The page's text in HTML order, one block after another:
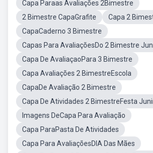
Capa Paraas Avaliações 2Bimestre
2 Bimestre CapaGrafite
Capa 2
CapaCaderno 3 Bimestre
Capas Para AvaliaçõesDo 2 Bimestre
Capa De AvaliaçaoPara 3 Bimestre
Capa Avaliações 2 BimestreEscola
CapaDe Avaliação 2 Bimestre
Capa De Atividades 2 BimestreFesta
Imagens DeCapa Para Avaliação
Capa ParaPasta De Atividades
Capa Para AvaliaçõesDIA Das Mães